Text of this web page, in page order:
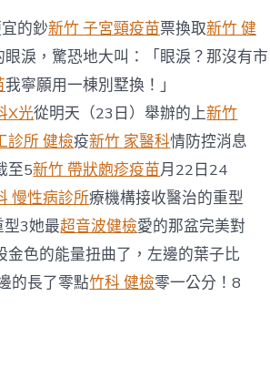
鄉
逝
世
病
例：
93
歲，
未
接
種
新
冠
疫
苗〉
中
的鈔新竹 子宮頸疫苗票換取新竹 健
眼淚，驚恐地大叫：「眼淚？那沒有市
我寧願用一棟別墅換！」
X光從明天（23日）舉辦的上新竹
診所 健檢疫新竹 家醫科情防控消息
至5新竹 帶狀皰疹疫苗月22日24
慢性病診所療機構接收醫治的重型
型3她最超音波健檢愛的那盆完美對
金色的能量扭曲了，左邊的葉子比
的長了零點竹科 健檢零一公分！8